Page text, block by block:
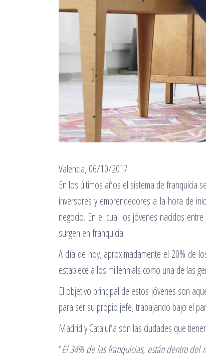
Valencia, 06/10/2017
En los últimos años el sistema de franquicia
inversores y emprendedores a la hora de
negocio. En el cual los jóvenes nacidos
surgen en franquicia.
A día de hoy, aproximadamente el 20% de
establece a los millennials como una de las
El objetivo principal de estos jóvenes son
para ser su propio jefe, trabajando bajo el
Madrid y Cataluña son las ciudades que
“El 34% de las franquicias, están dentro